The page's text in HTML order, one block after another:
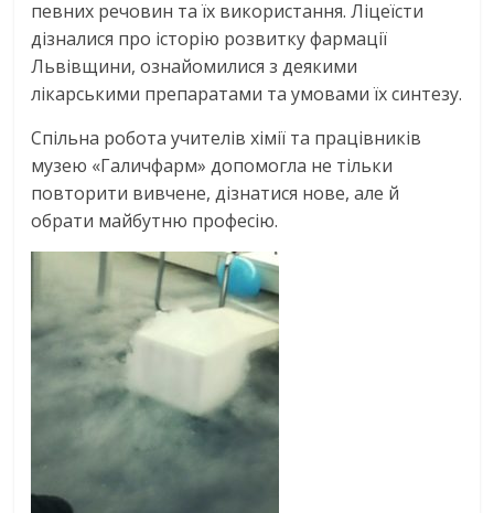
певних речовин та їх використання. Ліцеїсти
дізналися про історію розвитку фармації
Львівщини, ознайомилися з деякими
лікарськими препаратами та умовами їх синтезу.
Спільна робота учителів хімії та працівників
музею «Галичфарм» допомогла не тільки
повторити вивчене, дізнатися нове, але й
обрати майбутню професію.